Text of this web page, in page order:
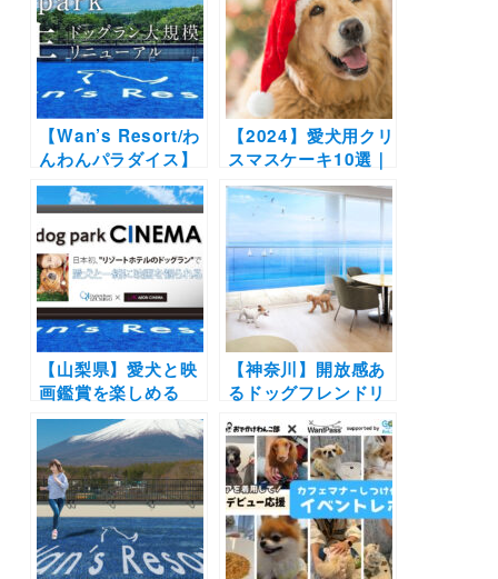
「すみだドッグパー
ク」が期間限定でオ
ープン
難に備えよう！
【Wan’s Resort/わ
んわんパラダイス】
ドッグランを大幅リ
ニューアルした
「dog park」が誕
生！各ホテルごとに
異なるデザイン＆コ
ンセプトのフォトブ
ースも新設
【2024】愛犬用クリ
スマスケーキ10選｜
ネットで購入可能！
材料にもこだわった
ペット用ケーキでク
リスマスを過ごそう
♪
【山梨県】愛犬と映
画鑑賞を楽しめる
「dog park
CINEMA」が
「Wan’s Resort 山
中湖」にて9月9日開
催！dog park無料開
放＆プロカメラマン
のフォトサービスも
【神奈川】開放感あ
るドッグフレンドリ
ールーム新設！クラ
シックホテル「葉山
ホテル音羽ノ森」が
11月10日（金）リニ
ューアルオープン｜
6月8日（木）より予
約受付開始